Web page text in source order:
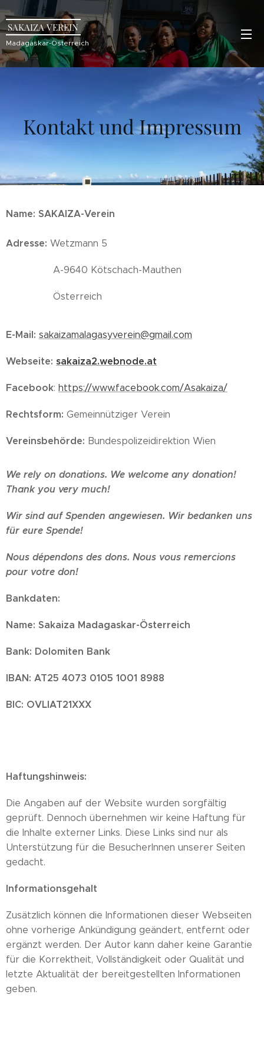
SAKAIZA VEREIN
Madagaskar-Österreich
Kontakt und Impressum
Name: SAKAIZA-Verein
Adresse: Wetzmann 5
A-9640 Kötschach-Mauthen
Österreich
E-Mail: sakaizamalagasyverein@gmail.com
Webseite: sakaiza2.webnode.at
Facebook: https://www.facebook.com/Asakaiza/
Rechtsform: Gemeinnütziger Verein
Vereinsbehörde: Bundespolizeidirektion Wien
We rely on donations. We welcome any donation!
Thank you very much!
Wir sind auf Spenden angewiesen. Wir bedanken uns
für eure Spende!
Nous dépendons des dons. Nous vous remercions
pour votre don!
Bankdaten:
Name: Sakaiza Madagaskar-Österreich
Bank: Dolomiten Bank
IBAN: AT25 4073 0105 1001 8988
BIC: OVLIAT21XXX
Haftungshinweis:
Die Angaben auf der Website wurden sorgfältig
geprüft. Dennoch übernehmen wir keine Haftung für
die Inhalte externer Links. Diese Links sind nur als
Unterstützung für die BesucherInnen unserer Seiten
gedacht.
Informationsgehalt
Zusätzlich können die Informationen dieser Webseiten
ohne vorherige Ankündigung geändert, entfernt oder
ergänzt werden. Der Autor kann daher keine Garantie
für die Korrektheit, Vollständigkeit oder Qualität und
letzte Aktualität der bereitgestellten Informationen
geben.